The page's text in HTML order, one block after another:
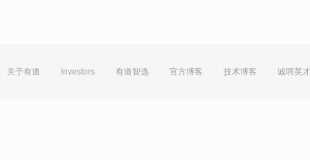
关于有道 Investors 有道智选 官方博客 技术博客 诚聘英才